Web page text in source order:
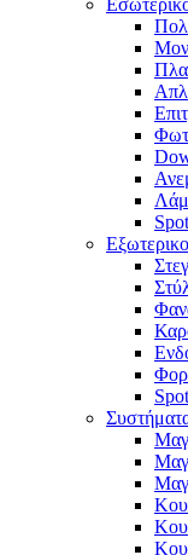
Spot
Spot